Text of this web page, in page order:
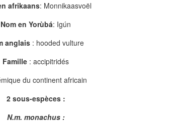
afrikaans: Monnikaasvoël
Nom en Yorùbá: Igún
anglais : hooded vulture
Famille : accipitridés
du continent africain
2 sous-espèces :
N.m. monachus :